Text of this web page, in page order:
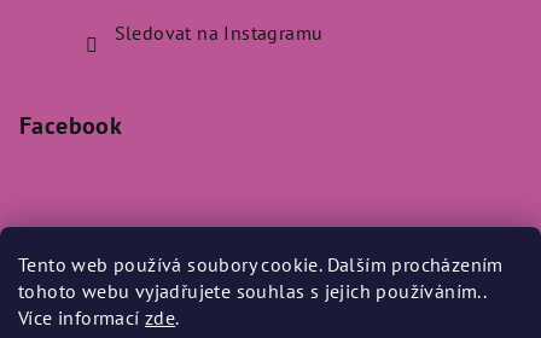
Tento web používá soubory cookie. Dalším procházením
tohoto webu vyjadřujete souhlas s jejich používáním..
Více informacízde.
Sledovat na Instagramu
Facebook
Přijímáme online platby